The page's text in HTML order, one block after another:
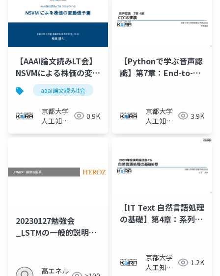
【AAAI論文読みLT会】
NSVMによる株価の変動
値予測 aaai論文読みlt会
京都大学
人工知能
0.9K
【Pythonで学ぶ音声認
識】第7章：End-to-
京都大学
人工知能
3.9K
20230127勉強会
_LSTMの一般的説明部
高エネル
【IT Text 自然言語処理
の基礎】第4章：系列に
京都大学
人工知能
1.2K